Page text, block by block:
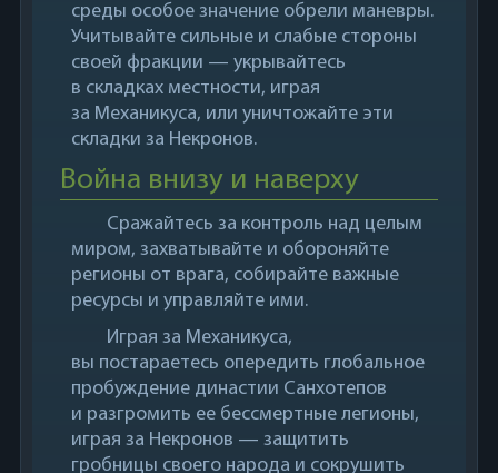
среды особое значение обрели маневры.
Учитывайте сильные и слабые стороны
своей фракции — укрывайтесь
в складках местности, играя
за Механикуса, или уничтожайте эти
складки за Некронов.
Война внизу и наверху
Сражайтесь за контроль над целым
миром, захватывайте и обороняйте
регионы от врага, собирайте важные
ресурсы и управляйте ими.
Играя за Механикуса,
вы постараетесь опередить глобальное
пробуждение династии Санхотепов
и разгромить ее бессмертные легионы,
играя за Некронов — защитить
гробницы своего народа и сокрушить